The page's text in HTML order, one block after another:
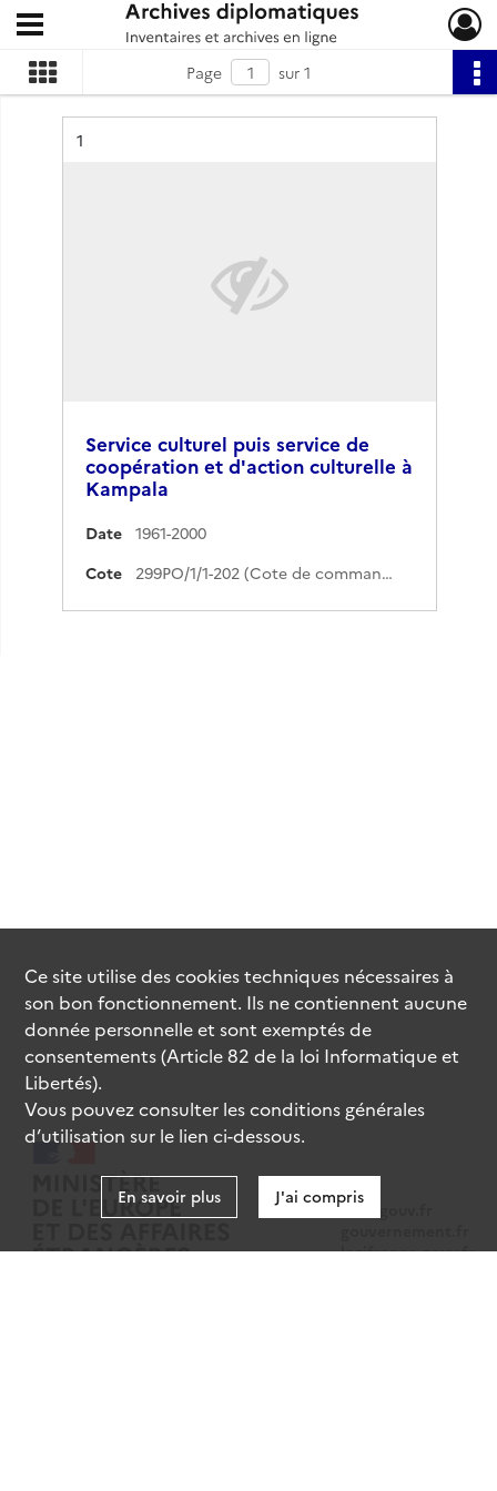
Archives diplomatiques
Ouvrir le menu déroulant
Page sur 1
Résultat n°
1
Service culturel puis service de
coopération et d'action culturelle à
Kampala
Date
1961-2000
Cote
299PO/1/1-202 (Cote de commande)
data.gouv.fr
legifrance.gouv.fr
Ce site utilise descookiestechniques nécessaires à
son bon fonctionnement. Ils ne contiennent aucune
donnée personnelle et sont exemptés de
consentements (Article 82 de la loi Informatique et
Libertés).
Vous pouvez consulter les conditions générales
d’utilisation sur le lien ci-dessous.
En savoir plus J'ai compris